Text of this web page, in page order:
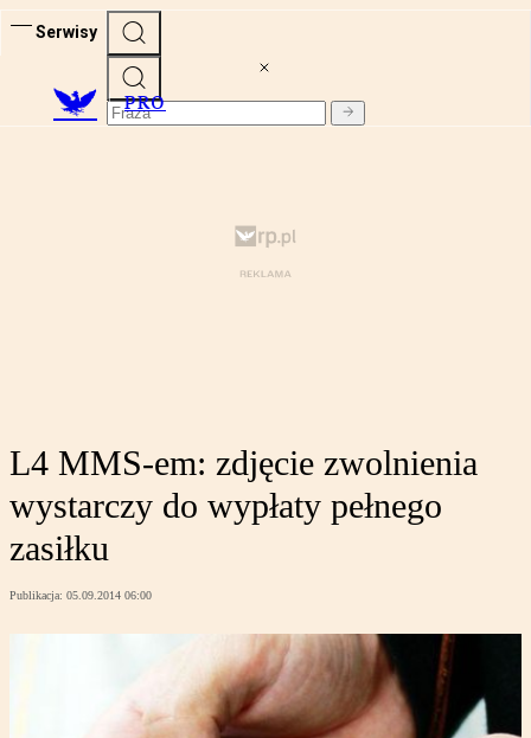
Serwisy
PRO
L4 MMS-em: zdjęcie zwolnienia
wystarczy do wypłaty pełnego
zasiłku
Publikacja: 05.09.2014 06:00